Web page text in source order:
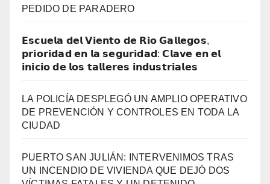
PEDIDO DE PARADERO
𝗘𝘀𝗰𝘂𝗲𝗹𝗮 𝗱𝗲𝗹 𝗩𝗶𝗲𝗻𝘁𝗼 𝗱𝗲 𝗥𝗶𝗼 𝗚𝗮𝗹𝗹𝗲𝗴𝗼𝘀,
𝗽𝗿𝗶𝗼𝗿𝗶𝗱𝗮𝗱 𝗲𝗻 𝗹𝗮 𝘀𝗲𝗴𝘂𝗿𝗶𝗱𝗮𝗱: 𝗖𝗹𝗮𝘃𝗲 𝗲𝗻 𝗲𝗹
𝗶𝗻𝗶𝗰𝗶𝗼 𝗱𝗲 𝗹𝗼𝘀 𝘁𝗮𝗹𝗹𝗲𝗿𝗲𝘀 𝗶𝗻𝗱𝘂𝘀𝘁𝗿𝗶𝗮𝗹𝗲𝘀
LA POLICÍA DESPLEGÓ UN AMPLIO OPERATIVO
DE PREVENCIÓN Y CONTROLES EN TODA LA
CIUDAD
PUERTO SAN JULIÁN: INTERVENIMOS TRAS
UN INCENDIO DE VIVIENDA QUE DEJÓ DOS